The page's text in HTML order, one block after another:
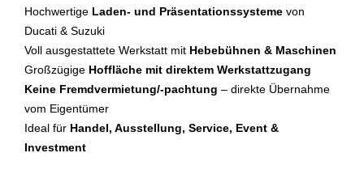
Hochwertige Laden- und Präsentationssysteme von
Ducati & Suzuki
Voll ausgestattete Werkstatt mit Hebebühnen & Maschinen
Großzügige Hoffläche mit direktem Werkstattzugang
Keine Fremdvermietung/-pachtung – direkte Übernahme
vom Eigentümer
Ideal für Handel, Ausstellung, Service, Event &
Investment